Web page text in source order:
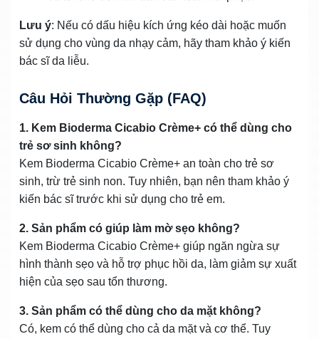
Lưu ý: Nếu có dấu hiệu kích ứng kéo dài hoặc muốn
sử dụng cho vùng da nhạy cảm, hãy tham khảo ý kiến
bác sĩ da liễu.
Câu Hỏi Thường Gặp (FAQ)
1. Kem Bioderma Cicabio Crème+ có thể dùng cho
trẻ sơ sinh không?
Kem Bioderma Cicabio Crème+ an toàn cho trẻ sơ
sinh, trừ trẻ sinh non. Tuy nhiên, bạn nên tham khảo ý
kiến bác sĩ trước khi sử dụng cho trẻ em.
2. Sản phẩm có giúp làm mờ sẹo không?
Kem Bioderma Cicabio Crème+ giúp ngăn ngừa sự
hình thành sẹo và hỗ trợ phục hồi da, làm giảm sự xuất
hiện của sẹo sau tổn thương.
3. Sản phẩm có thể dùng cho da mặt không?
Có, kem có thể dùng cho cả da mặt và cơ thể. Tuy